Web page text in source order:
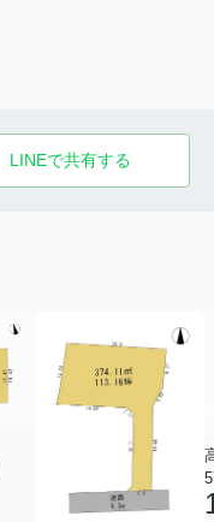
LINEで共有する